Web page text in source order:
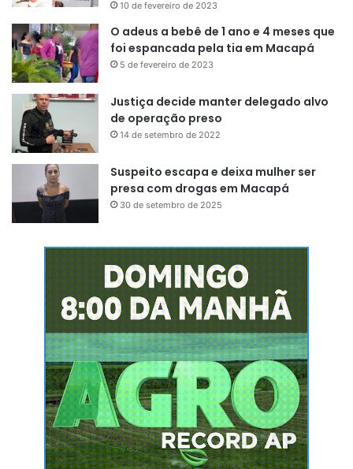
10 de fevereiro de 2023
O adeus a bebê de 1 ano e 4 meses que
foi espancada pela tia em Macapá
5 de fevereiro de 2023
Justiça decide manter delegado alvo
de operação preso
14 de setembro de 2022
Suspeito escapa e deixa mulher ser
presa com drogas em Macapá
30 de setembro de 2025